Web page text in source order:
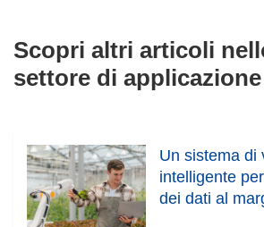
Scopri altri articoli
settore di applicazione
Un sistema di
intelligente
dei dati al